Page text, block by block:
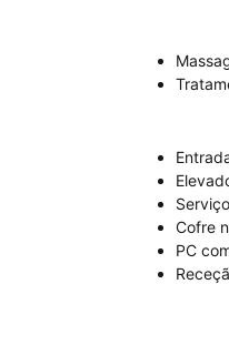
Cofre
PC